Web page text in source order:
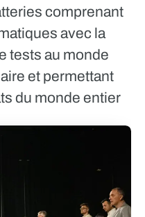
comprenant
avec la
tests au monde
et permettant
du monde entier